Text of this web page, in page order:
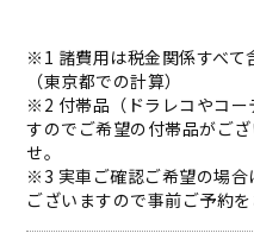
※1 諸費用は税金関係すべて
（東京都での計算）
※2 付帯品（ドラレコやコー
すのでご希望の付帯品がご
せ。
※3 実車ご確認ご希望の場
ございますので事前ご予約を